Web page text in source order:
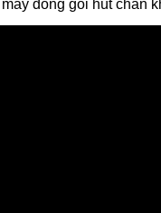
đóng gói hút chân